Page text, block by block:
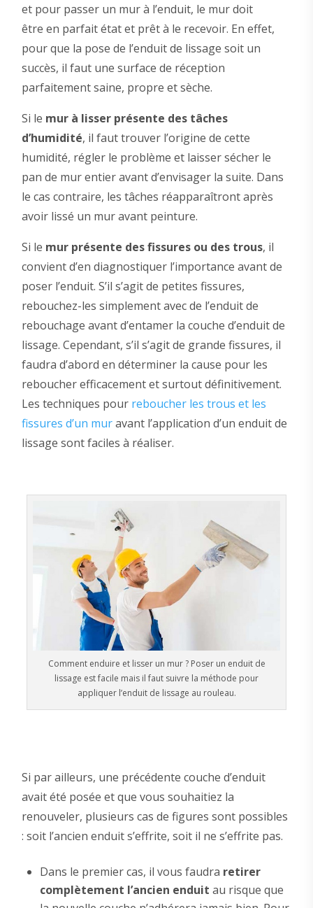
et pour passer un mur à l’enduit, le mur doit
être en parfait état et prêt à le recevoir. En effet,
pour que la pose de l’enduit de lissage soit un
succès, il faut une surface de réception
parfaitement saine, propre et sèche.
Si le mur à lisser présente des tâches
d’humidité, il faut trouver l’origine de cette
humidité, régler le problème et laisser sécher le
pan de mur entier avant d’envisager la suite. Dans
le cas contraire, les tâches réapparaîtront après
avoir lissé un mur avant peinture.
Si le mur présente des fissures ou des trous, il
convient d’en diagnostiquer l’importance avant de
poser l’enduit. S’il s’agit de petites fissures,
rebouchez-les simplement avec de l’enduit de
rebouchage avant d’entamer la couche d’enduit de
lissage. Cependant, s’il s’agit de grande fissures, il
faudra d’abord en déterminer la cause pour les
reboucher efficacement et surtout définitivement.
Les techniques pour reboucher les trous et les
fissures d’un muravant l’application d’un enduit de
lissage sont faciles à réaliser.
Comment enduire et lisser un mur ? Poser un enduit de
lissage est facile mais il faut suivre la méthode pour
appliquer l’enduit de lissage au rouleau.
Si par ailleurs, une précédente couche d’enduit
avait été posée et que vous souhaitiez la
renouveler, plusieurs cas de figures sont possibles
: soit l’ancien enduit s’effrite, soit il ne s’effrite pas.
Dans le premier cas, il vous faudra retirer
complètement l’ancien enduit au risque que